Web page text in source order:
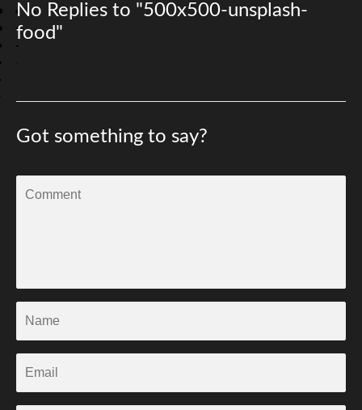
No Replies to "500x500-unsplash-
food"
Got something to say?